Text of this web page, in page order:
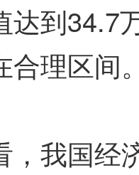
达到34.7
合理区间
我国经